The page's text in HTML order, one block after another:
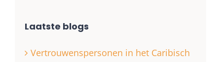
Laatste blogs
Vertrouwenspersonen in het Caribisch